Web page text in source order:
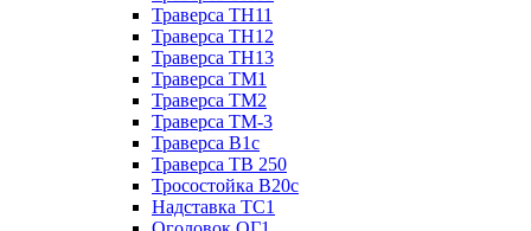
Траверса ТН11
Траверса ТН12
Траверса ТН13
Траверса ТМ1
Траверса ТМ2
Траверса ТМ-3
Траверса В1с
Траверса ТВ 250
Тросостойка В20с
Надставка ТС1